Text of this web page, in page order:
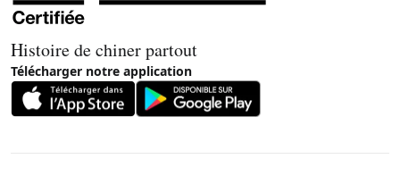
Histoire de chiner partout
Télécharger notre application